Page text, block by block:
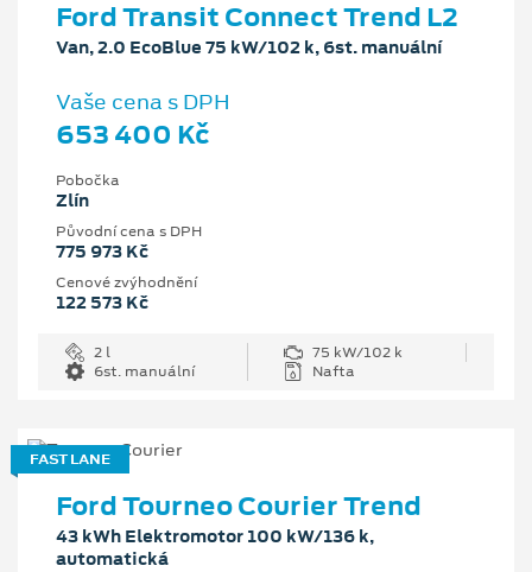
Ford Transit Connect Trend L2
Van, 2.0 EcoBlue 75 kW/102 k, 6st. manuální
Vaše cena s DPH
653 400 Kč
Pobočka
Zlín
Původní cena s DPH
775 973 Kč
Cenové zvýhodnění
122 573 Kč
2 l
75 kW/102 k
6st. manuální
Nafta
FAST LANE
Ford Tourneo Courier Trend
43 kWh Elektromotor 100 kW/136 k,
automatická